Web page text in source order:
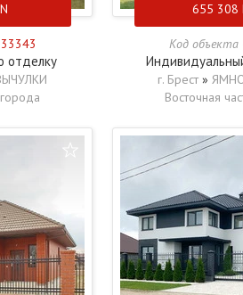
отделку
655 308
Код объекта
г. Брест »
Восточная